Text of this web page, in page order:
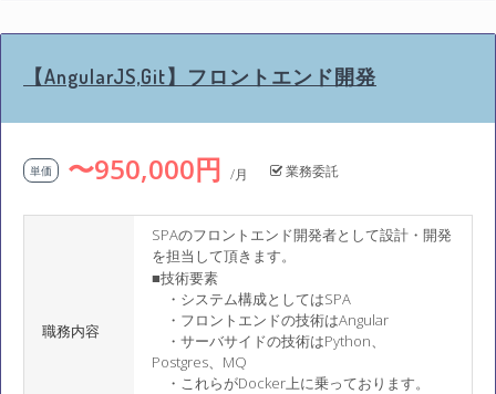
【AngularJS,Git】フロントエンド開発
単価 〜950,000円 /月 業務委託
職務内容
SPAのフロントエンド開発者として設計・開発
を担当して頂きます。
■技術要素
・システム構成としてはSPA
・フロントエンドの技術はAngular
・サーバサイドの技術はPython、
Postgres、MQ
・これらがDocker上に乗っております。